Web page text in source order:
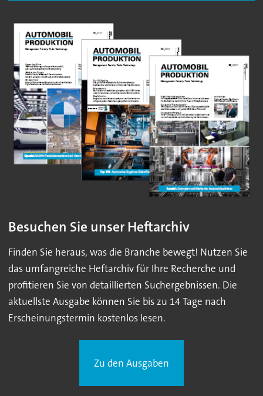
Besuchen Sie unser Heftarchiv
Finden Sie heraus, was die Branche bewegt! Nutzen Sie
das umfangreiche Heftarchiv für Ihre Recherche und
profitieren Sie von detaillierten Suchergebnissen. Die
aktuellste Ausgabe können Sie bis zu 14 Tage nach
Erscheinungstermin kostenlos lesen.
Zu den Ausgaben